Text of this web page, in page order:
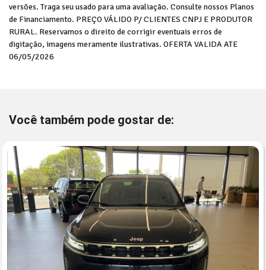
versões. Traga seu usado para uma avaliação. Consulte nossos Planos
de Financiamento. PREÇO VÁLIDO P/ CLIENTES CNPJ E PRODUTOR
RURAL. Reservamos o direito de corrigir eventuais erros de
digitação, imagens meramente ilustrativas. OFERTA VALIDA ATE
06/05/2026
Você também pode gostar de: